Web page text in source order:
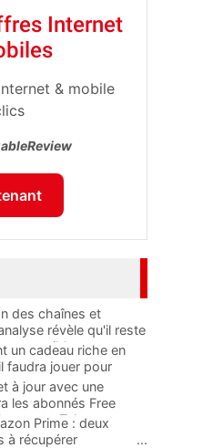
Internet
& mobile
des chaînes et
révèle qu'il reste
possibles
un cadeau riche en
faudra jouer pour
à jour avec une
les abonnés Free
Telecom
Prime : deux
à récupérer
...